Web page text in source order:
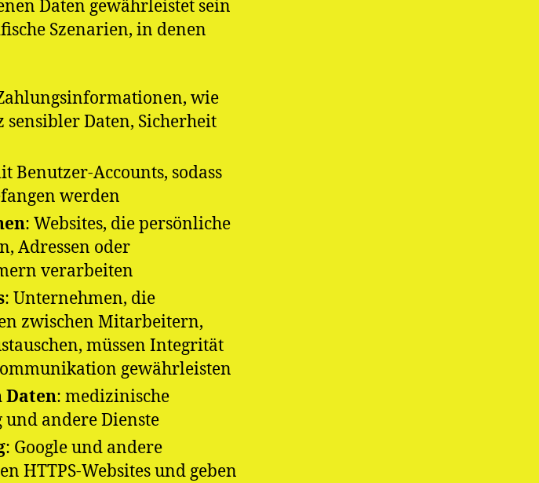
Daten gewährleistet sein
Szenarien, in denen
wie
Daten, Sicherheit
Benutzer-Accounts, sodass
werden​​
: Websites, die persönliche
Adressen oder
verarbeiten
: Unternehmen, die
zwischen Mitarbeitern,
müssen Integrität
gewährleisten
Daten: medizinische
andere Dienste
: Google und andere
HTTPS-Websites und geben